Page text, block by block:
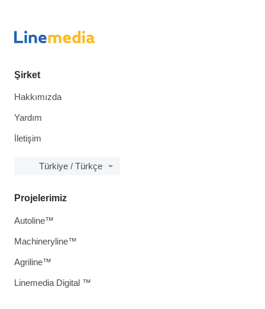
Şirket
Hakkımızda
Yardım
İletişim
Türkiye / Türkçe
Projelerimiz
Autoline™
Machineryline™
Agriline™
Linemedia Digital ™